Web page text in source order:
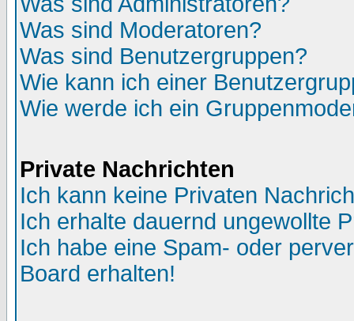
Was sind Moderatoren?
Was sind Benutzergruppen?
Wie kann ich einer
Wie werde ich ein
Private Nachrichten
Ich kann keine Privaten
Ich erhalte dauernd ungewollte
Ich habe eine Spam- oder
Board erhalten!